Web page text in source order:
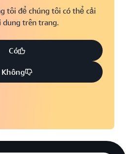
tôi để chúng tôi có thể cải
trên trang.
Có
Không